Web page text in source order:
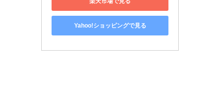
Yahoo!ショッピングで見る